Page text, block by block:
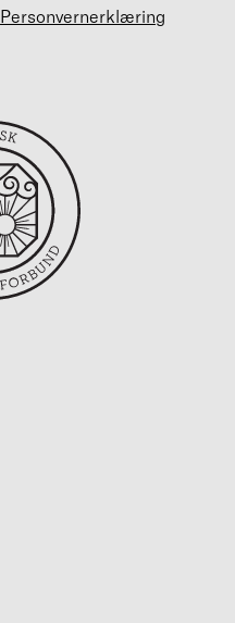
Personvernerklæring